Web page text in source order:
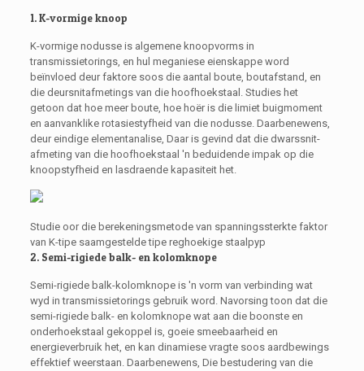
1. K-vormige knoop
K-vormige nodusse is algemene knoopvorms in
transmissietorings, en hul meganiese eienskappe word
beïnvloed deur faktore soos die aantal boute, boutafstand, en
die deursnitafmetings van die hoofhoekstaal. Studies het
getoon dat hoe meer boute, hoe hoër is die limiet buigmoment
en aanvanklike rotasiestyfheid van die nodusse. Daarbenewens,
deur eindige elementanalise, Daar is gevind dat die dwarssnit-
afmeting van die hoofhoekstaal 'n beduidende impak op die
knoopstyfheid en lasdraende kapasiteit het.
Studie oor die berekeningsmetode van spanningssterkte faktor
van K-tipe saamgestelde tipe reghoekige staalpyp
2. Semi-rigiede balk- en kolomknope
Semi-rigiede balk-kolomknope is 'n vorm van verbinding wat
wyd in transmissietorings gebruik word. Navorsing toon dat die
semi-rigiede balk- en kolomknope wat aan die boonste en
onderhoekstaal gekoppel is, goeie smeebaarheid en
energieverbruik het, en kan dinamiese vragte soos aardbewings
effektief weerstaan. Daarbenewens, Die bestudering van die